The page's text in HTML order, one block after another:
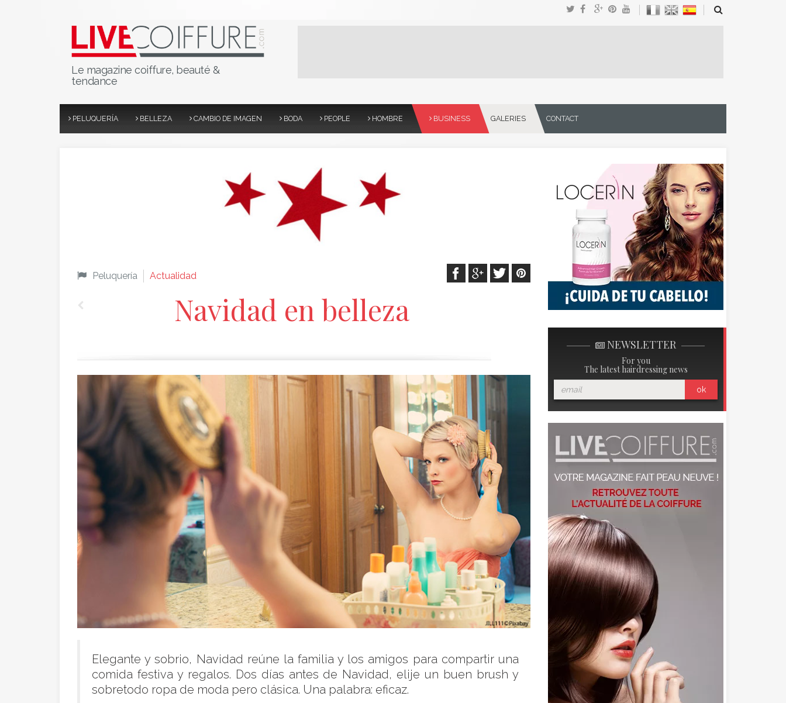
Le magazine coiffure, beauté &
tendance
PELUQUERÍA BELLEZA CAMBIO DE IMAGEN BODA PEOPLE HOMBRE BUSINESS GALERIES CONTACT
Peluquería Actualidad
Navidad en belleza
Elegante y sobrio, Navidad reúne la familia y los amigos para compartir una
comida festiva y regalos. Dos días antes de Navidad, elije un buen brush y
sobretodo ropa de moda pero clásica. Una palabra: eficaz.
NEWSLETTER
For you
The latest hairdressing news
ok